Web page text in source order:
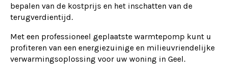
bepalen van de kostprijs en het inschatten van de
terugverdientijd.
Met een professioneel geplaatste warmtepomp kunt u
profiteren van een energiezuinige en milieuvriendelijke
verwarmingsoplossing voor uw woning in Geel.